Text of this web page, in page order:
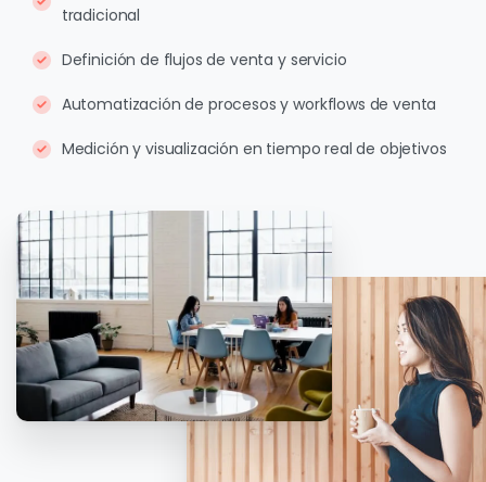
tradicional
Definición de flujos de venta y servicio
Automatización de procesos y workflows de venta
Medición y visualización en tiempo real de objetivos